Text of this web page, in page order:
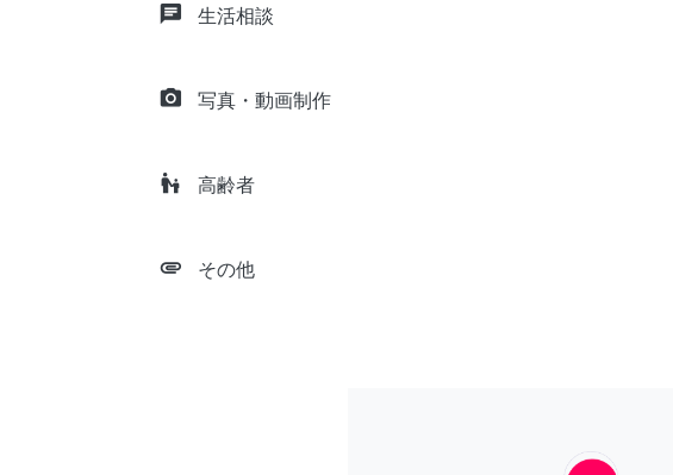
chat 生活相談
camera_alt 写真・動画制作
escalator_warning 高齢者
attachment その他